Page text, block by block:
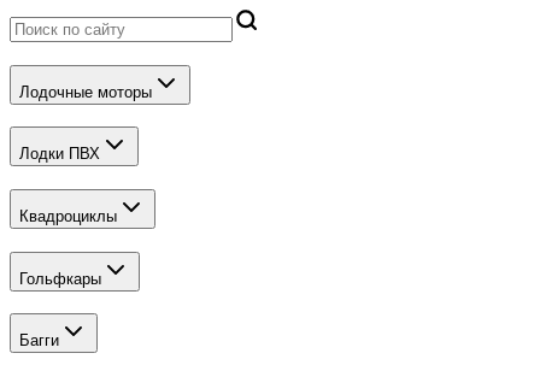
Лодочные моторы
Лодки ПВХ
Квадроциклы
Гольфкары
Багги